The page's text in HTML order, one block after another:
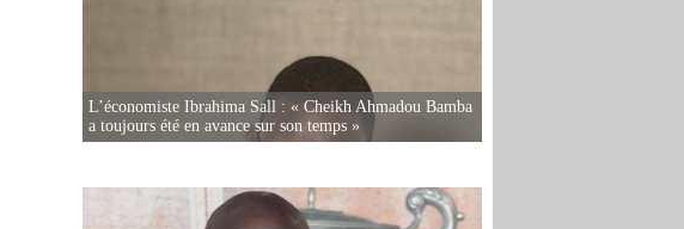
L’économiste Ibrahima Sall : « Cheikh Ahmadou Bamba
a toujours été en avance sur son temps »